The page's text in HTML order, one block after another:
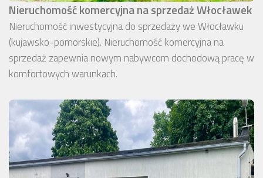
Nieruchomość komercyjna na sprzedaż Włocławek
Nieruchomość inwestycyjna do sprzedaży we Włocławku
(kujawsko-pomorskie). Nieruchomość komercyjna na
sprzedaż zapewnia nowym nabywcom dochodową pracę w
komfortowych warunkach.